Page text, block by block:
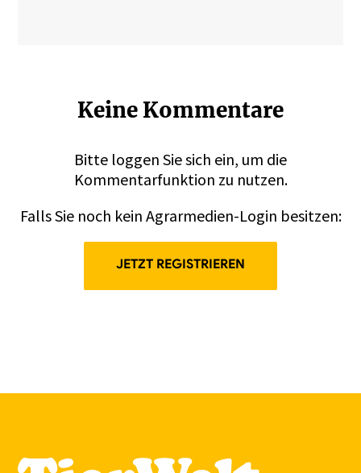
Keine Kommentare
Bitte loggen Sie sich ein, um die
Kommentarfunktion zu nutzen.
Falls Sie noch kein Agrarmedien-Login besitzen:
JETZT REGISTRIEREN